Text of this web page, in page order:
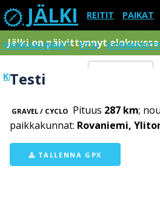
JÄLKI REITIT PAIKAT
PAIKKAKUNNAT ETSI KOMMENTIT
KIRJAUDU SISÄÄN
Jälki on päivittynnyt elokuussa
Testi
GRAVEL / CYCLO Pituus 287 km;
paikkakunnat: Rovaniemi,
TALLENNA GPX